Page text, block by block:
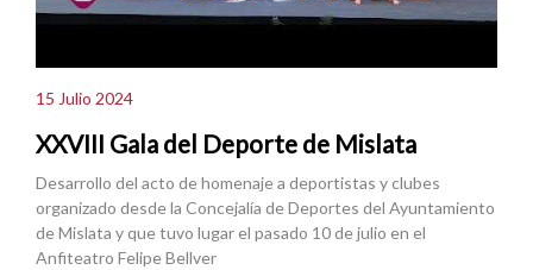
15 Julio 2024
XXVIII Gala del Deporte de Mislata
Desarrollo del acto de homenaje a deportistas y clubes
organizado desde la Concejalía de Deportes del Ayuntamiento
de Mislata y que tuvo lugar el pasado 10 de julio en el
Anfiteatro Felipe Bellver